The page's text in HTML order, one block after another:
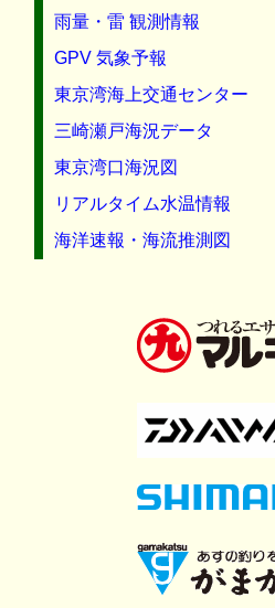
雨量・雷 観測情報
GPV 気象予報
東京湾海上交通センター
三崎瀬戸海況データ
東京湾口海況図
リアルタイム水温情報
海洋速報・海流推測図